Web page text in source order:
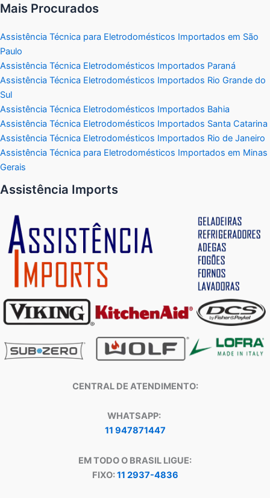
Mais Procurados
Assistência Técnica para Eletrodomésticos Importados em São
Paulo
Assistência Técnica Eletrodomésticos Importados Paraná
Assistência Técnica Eletrodomésticos Importados Rio Grande do
Sul
Assistência Técnica Eletrodomésticos Importados Bahia
Assistência Técnica Eletrodomésticos Importados Santa Catarina
Assistência Técnica Eletrodomésticos Importados Rio de Janeiro
Assistência Técnica para Eletrodomésticos Importados em Minas
Gerais
Assistência Imports
CENTRAL DE ATENDIMENTO:
WHATSAPP:
11 947871447
EM TODO O BRASIL LIGUE:
FIXO:11 2937-4836